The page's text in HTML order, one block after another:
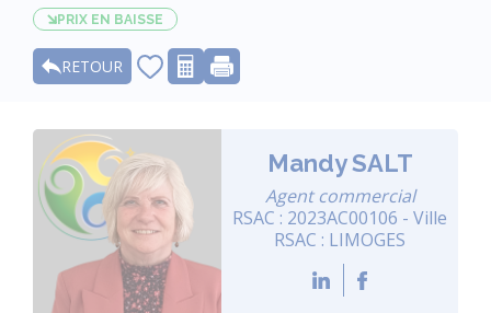
PRIX EN BAISSE
RETOUR
Mandy SALT
Agent commercial
RSAC : 2023AC00106 - Ville
RSAC : LIMOGES